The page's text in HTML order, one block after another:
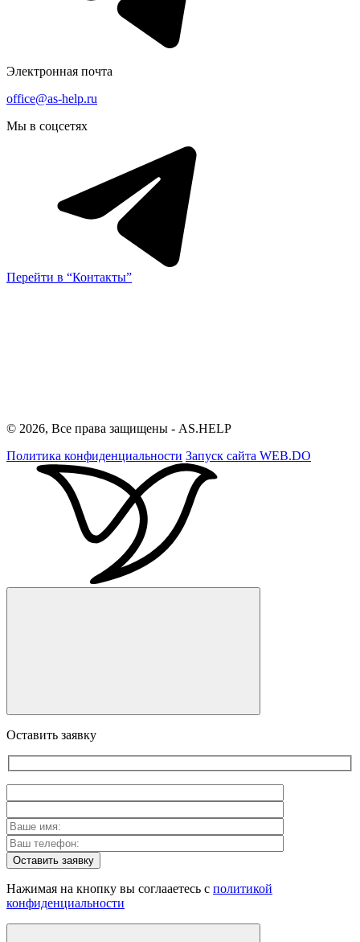
Электронная почта
office@as-help.ru
Мы в соцсетях
Перейти в “Контакты”
© 2026, Все права защищены - AS.HELP
Политика конфиденциальности Запуск сайта WEB.DO
Оставить заявку
Оставить заявку
Нажимая на кнопку вы соглааетесь с политикой
конфиденциальности